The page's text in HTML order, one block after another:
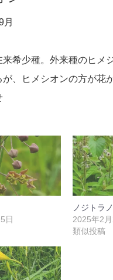
月
来希少種。外来種のヒメ
が、ヒメシオンの方が花
日
ノジトラ
2025年2月
類似投稿